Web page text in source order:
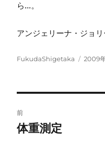
ら…。
アンジェリーナ・ジョリ
投
FukudaShigetaka
投
2009
稿
前
前
体重測定